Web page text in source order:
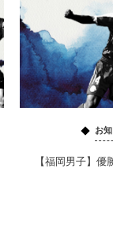
お
【福岡男子】優